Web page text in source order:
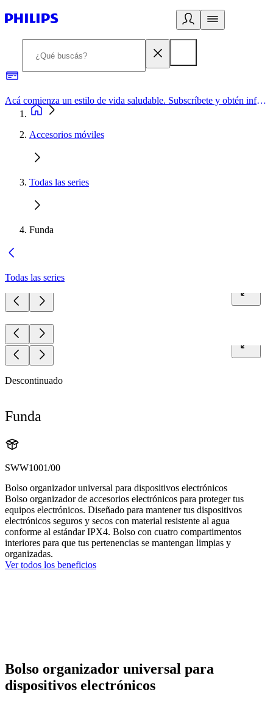
Acá comienza un estilo de vida saludable. Subscríbete y obtén información de primera mano
Accesorios móviles
Todas las series
Funda
Todas las series
Descontinuado
Funda
SWW1001/00
Bolso organizador universal para dispositivos electrónicos
Bolso organizador de accesorios electrónicos para proteger tus
equipos electrónicos. Diseñado para mantener tus dispositivos
electrónicos seguros y secos con material resistente al agua
conforme al estándar IPX4. Bolso con cuatro compartimentos
interiores para que tus pertenencias se mantengan limpias y
organizadas.
Ver todos los beneficios
Bolso organizador universal para
dispositivos electrónicos